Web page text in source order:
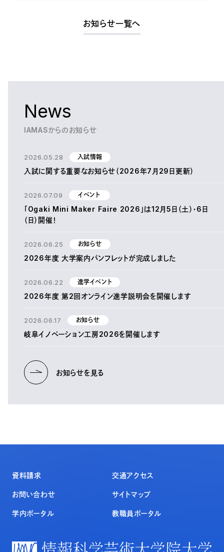
お知らせ一覧へ
News
IAMASからのお知らせ
2026.05.28 入試情報
入試に関する重要なお知らせ（2026年7月29日更新）
2026.07.09 イベント
「Ogaki Mini Maker Faire 2026」は12月5日（土）・6日
（日）開催！
2026.06.25 お知らせ
2026年度 大学案内パンフレットが完成しました
2026.06.22 進学イベント
2026年度 第2回オンライン進学説明会を開催します
2026.06.17 お知らせ
岐阜イノベーション工房2026を開催します
お知らせを見る
資料請求 交通アクセス
お問い合わせ サイトマップ
学内ポータル 教職員ポータル